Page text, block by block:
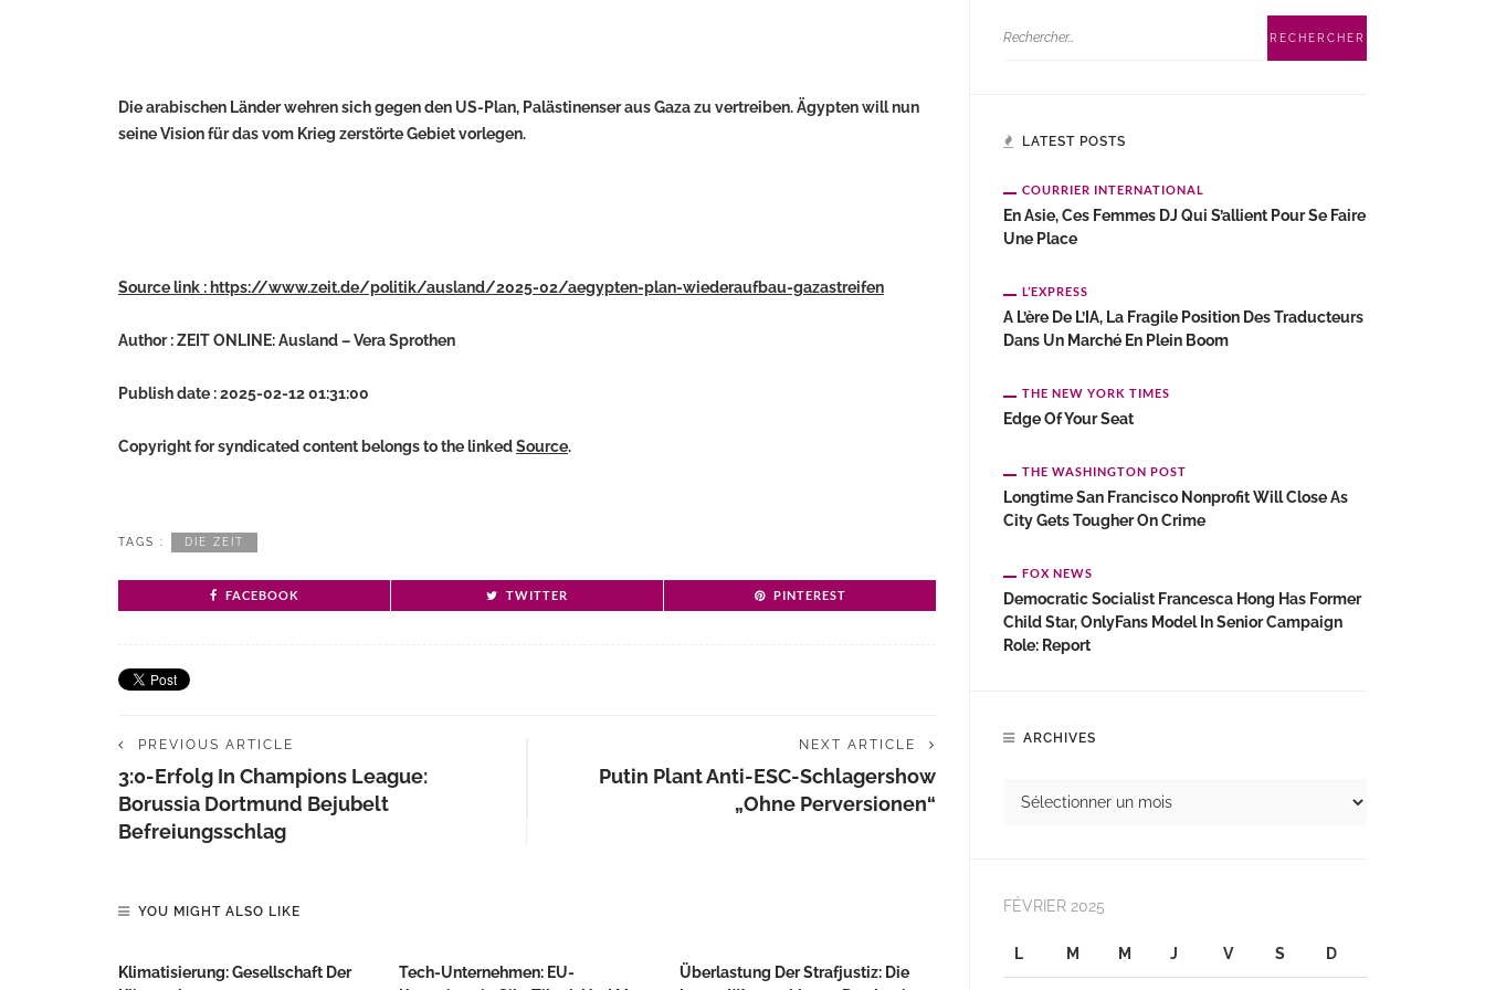
Die arabischen Länder wehren sich gegen den US-Plan, Palästinenser aus Gaza zu vertreiben. Ägypten will nun
seine Vision für das vom Krieg zerstörte Gebiet vorlegen.
Source link : https://www.zeit.de/politik/ausland/2025-02/aegypten-plan-wiederaufbau-gazastreifen
Author : ZEIT ONLINE: Ausland – Vera Sprothen
Publish date : 2025-02-12 01:31:00
Copyright for syndicated content belongs to the linkedSource.
TAGS : DIE ZEIT
FACEBOOK TWITTER PINTEREST
PREVIOUS ARTICLE
3:0-Erfolg In Champions League:
Borussia Dortmund Bejubelt
Befreiungsschlag
NEXT ARTICLE
Putin Plant Anti-ESC-Schlagershow
„ohne Perversionen“
YOU MIGHT ALSO LIKE
Klimatisierung: Gesellschaft Der
Tech-Unternehmen: EU-
Überlastung Der Strafjustiz: Die
LATEST POSTS
COURRIER INTERNATIONAL
En Asie, Ces Femmes DJ Qui S’allient Pour Se Faire
Une Place
L’EXPRESS
A L’ère De L’IA, La Fragile Position Des Traducteurs
Dans Un Marché En Plein Boom
THE NEW YORK TIMES
Edge Of Your Seat
THE WASHINGTON POST
Longtime San Francisco Nonprofit Will Close As
City Gets Tougher On Crime
FOX NEWS
Democratic Socialist Francesca Hong Has Former
Child Star, OnlyFans Model In Senior Campaign
Role: Report
ARCHIVES
FÉVRIER 2025
L M M J V S D